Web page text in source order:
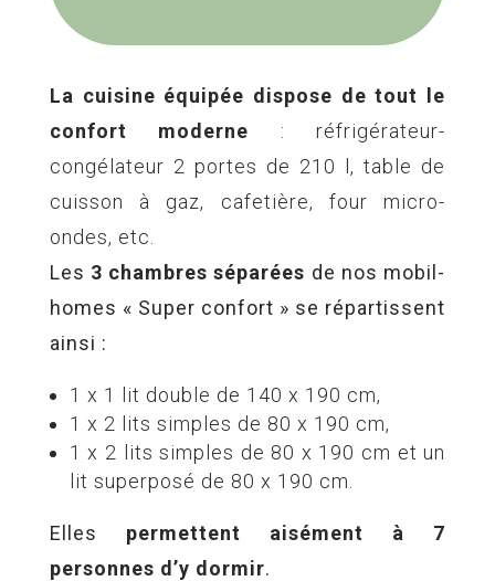
La cuisine équipée dispose de tout le
confort moderne : réfrigérateur-
congélateur 2 portes de 210 l, table de
cuisson à gaz, cafetière, four micro-
ondes, etc.
Les 3 chambres séparées de nos mobil-
homes « Super confort » se répartissent
ainsi :
1 x 1 lit double de 140 x 190 cm,
1 x 2 lits simples de 80 x 190 cm,
1 x 2 lits simples de 80 x 190 cm et un
lit superposé de 80 x 190 cm.
Elles permettent aisément à 7
personnes d’y dormir.